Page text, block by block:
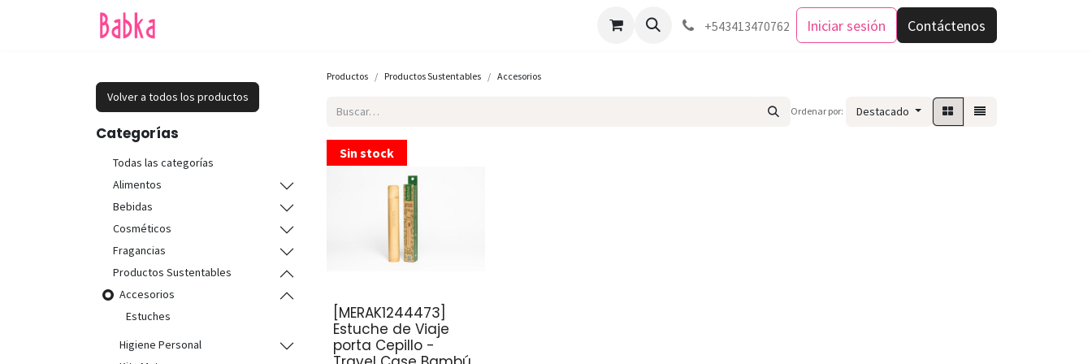
Como comprar +543413470762 Iniciar sesión Contáctenos
Volver a todos los productos
Categorías
Todas las categorías
Alimentos
Bebidas
Cosméticos
Fragancias
Productos Sustentables
Accesorios
Estuches
Higiene Personal
Productos Productos Sustentables Accesorios
Ordenar por: Destacado
Sin stock
[MERAK1244473]
Estuche de Viaje
porta Cepillo -